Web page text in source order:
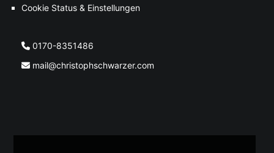
Cookie Status & Einstellungen
0170-8351486
mail@christophschwarzer.com